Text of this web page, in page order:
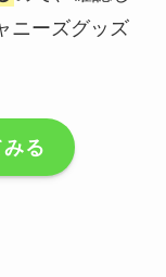
ニーズグッズ
る